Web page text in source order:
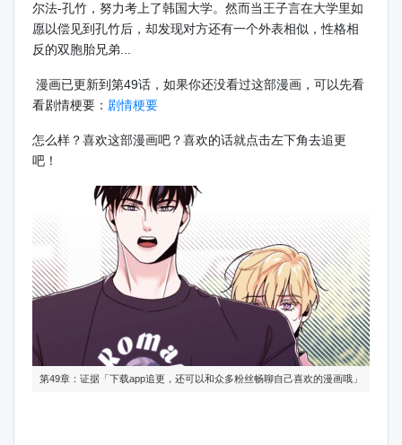
尔法-孔竹，努力考上了韩国大学。然而当王子言在大学里如
愿以偿见到孔竹后，却发现对方还有一个外表相似，性格相
反的双胞胎兄弟...
漫画已更新到第49话，如果你还没看过这部漫画，可以先看
看剧情梗要： 剧情梗要
怎么样？喜欢这部漫画吧？喜欢的话就点击左下角去追更
吧！
第49章：证据「下载app追更，还可以和众多粉丝畅聊自己喜欢的漫画哦」